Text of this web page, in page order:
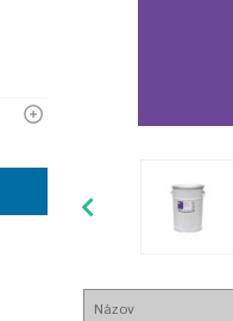
Názov